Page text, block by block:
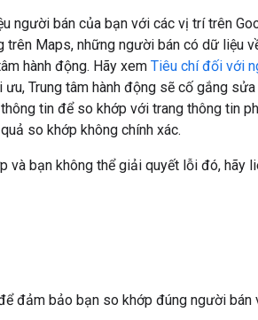
người bán của bạn với các vị trí trên
Maps, những người bán có dữ liệu
hành động. Hãy xem Tiêu chí đối với
Trung tâm hành động sẽ cố gắng
tin để so khớp với trang thông tin
so khớp không chính xác.
và bạn không thể giải quyết lỗi đó, hãy
đảm bảo bạn so khớp đúng người bán